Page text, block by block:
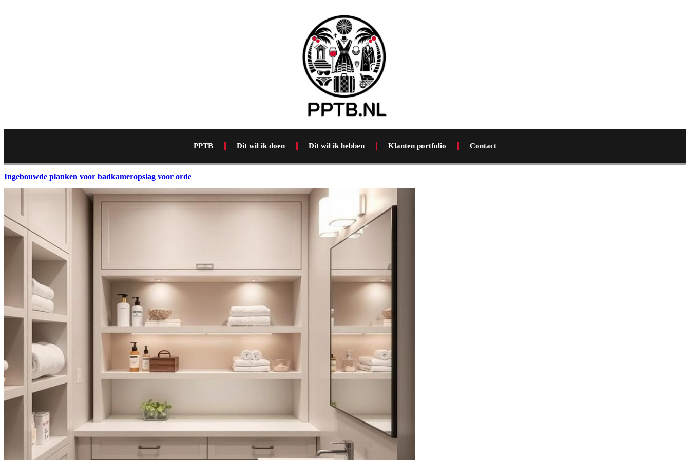
PPTB Dit wil ik doen Dit wil ik hebben Klanten portfolio Contact
Ingebouwde planken voor badkameropslag voor orde